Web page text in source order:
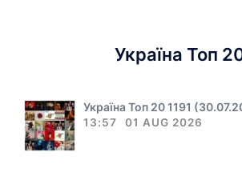
Україна Топ
Україна Топ 20 1191
13:57 01 AUG 2026